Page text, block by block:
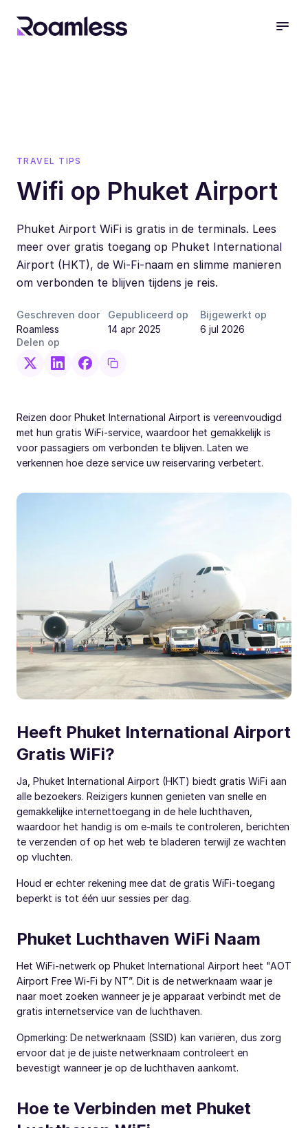
TRAVEL TIPS
Wifi op Phuket Airport
Phuket Airport WiFi is gratis in de terminals. Lees
meer over gratis toegang op Phuket International
Airport (HKT), de Wi-Fi-naam en slimme manieren
om verbonden te blijven tijdens je reis.
Geschreven door
Roamless
Gepubliceerd op
14 apr 2025
Bijgewerkt op
6 jul 2026
Delen op
Reizen door Phuket International Airport is vereenvoudigd
met hun gratis WiFi-service, waardoor het gemakkelijk is
voor passagiers om verbonden te blijven. Laten we
verkennen hoe deze service uw reiservaring verbetert.
Heeft Phuket International Airport
Gratis WiFi?
Ja, Phuket International Airport (HKT) biedt gratis WiFi aan
alle bezoekers. Reizigers kunnen genieten van snelle en
gemakkelijke internettoegang in de hele luchthaven,
waardoor het handig is om e-mails te controleren, berichten
te verzenden of op het web te bladeren terwijl ze wachten
op vluchten.
Houd er echter rekening mee dat de gratis WiFi-toegang
beperkt is tot één uur sessies per dag.
Phuket Luchthaven WiFi Naam
Het WiFi-netwerk op Phuket International Airport heet "AOT
Airport Free Wi-Fi by NT”. Dit is de netwerknaam waar je
naar moet zoeken wanneer je je apparaat verbindt met de
gratis internetservice van de luchthaven.
Opmerking: De netwerknaam (SSID) kan variëren, dus zorg
ervoor dat je de juiste netwerknaam controleert en
bevestigt wanneer je op de luchthaven aankomt.
Hoe te Verbinden met Phuket